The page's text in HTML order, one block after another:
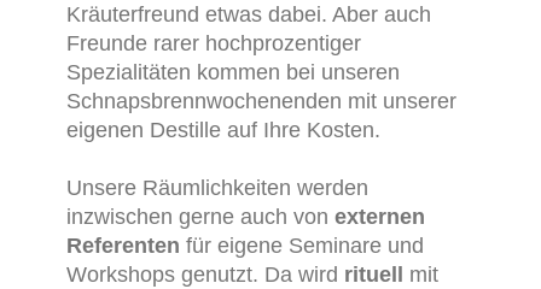
Kräuterfreund etwas dabei. Aber auch
Freunde rarer hochprozentiger
Spezialitäten kommen bei unseren
Schnapsbrennwochenenden mit unserer
eigenen Destille auf Ihre Kosten.
Unsere Räumlichkeiten werden
inzwischen gerne auch von externen
Referenten für eigene Seminare und
Workshops genutzt. Da wird rituell mit